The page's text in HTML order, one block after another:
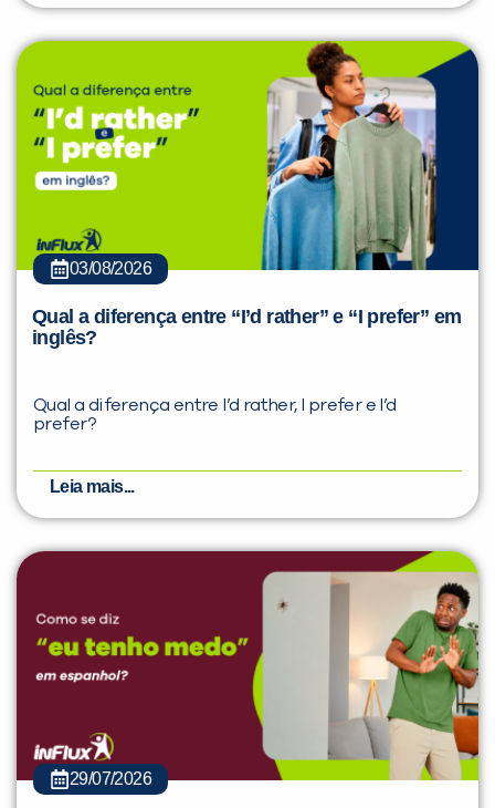
03/08/2026
Qual a diferença entre “I’d rather” e “I prefer” em
inglês?
Qual a diferença entre I’d rather, I prefer e I’d
prefer?
Leia mais...
29/07/2026